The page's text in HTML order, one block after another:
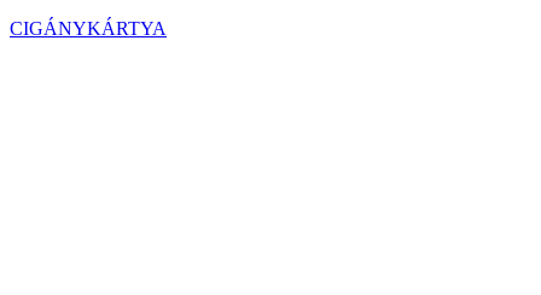
CIGÁNYKÁRTYA